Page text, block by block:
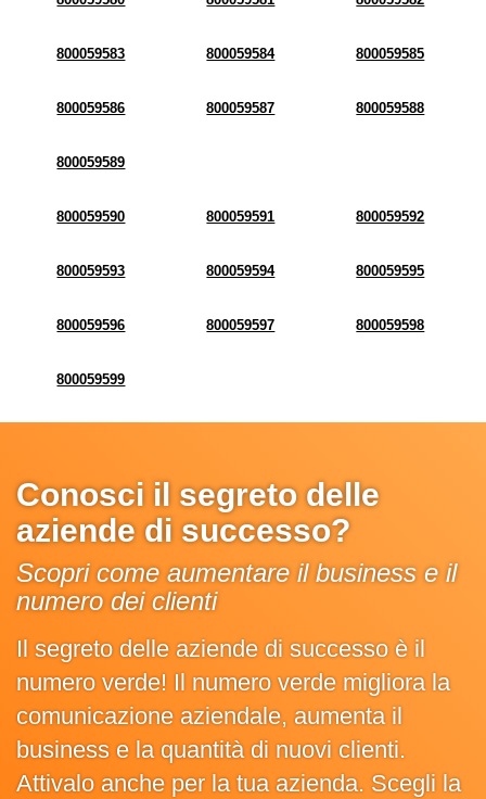
800059583 800059584 800059585
800059586 800059587 800059588
800059589
800059590 800059591 800059592
800059593 800059594 800059595
800059596 800059597 800059598
800059599
Conosci il segreto delle
aziende di successo?
Scopri come aumentare il business e il
numero dei clienti
Il segreto delle aziende di successo è il
numero verde! Il numero verde migliora la
comunicazione aziendale, aumenta il
business e la quantità di nuovi clienti.
Attivalo anche per la tua azienda. Scegli la